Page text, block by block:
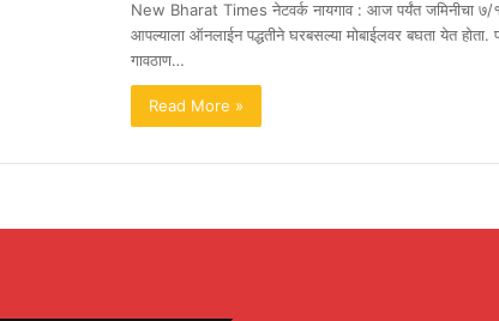
New Bharat Times नेटवर्क नायगाव : आज पर्यंत जमिनीचा ७/
आपल्याला ऑनलाईन पद्धतीने घरबसल्या मोबाईलवर बघता येत होता.
गावठाण…
Read More »